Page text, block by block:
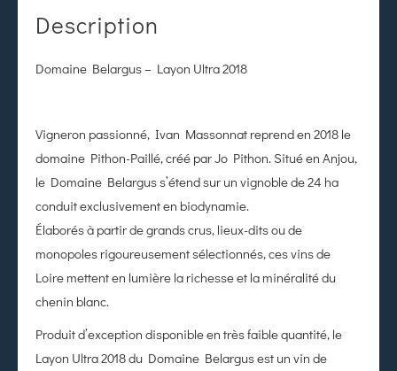
Description
Domaine Belargus – Layon Ultra 2018
Vigneron passionné, Ivan Massonnat reprend en 2018 le
domaine Pithon-Paillé, créé par Jo Pithon. Situé en Anjou,
le Domaine Belargus s’étend sur un vignoble de 24 ha
conduit exclusivement en biodynamie.
Élaborés à partir de grands crus, lieux-dits ou de
monopoles rigoureusement sélectionnés, ces vins de
Loire mettent en lumière la richesse et la minéralité du
chenin blanc.
Produit d’exception disponible en très faible quantité, le
Layon Ultra 2018 du Domaine Belargus est un vin de